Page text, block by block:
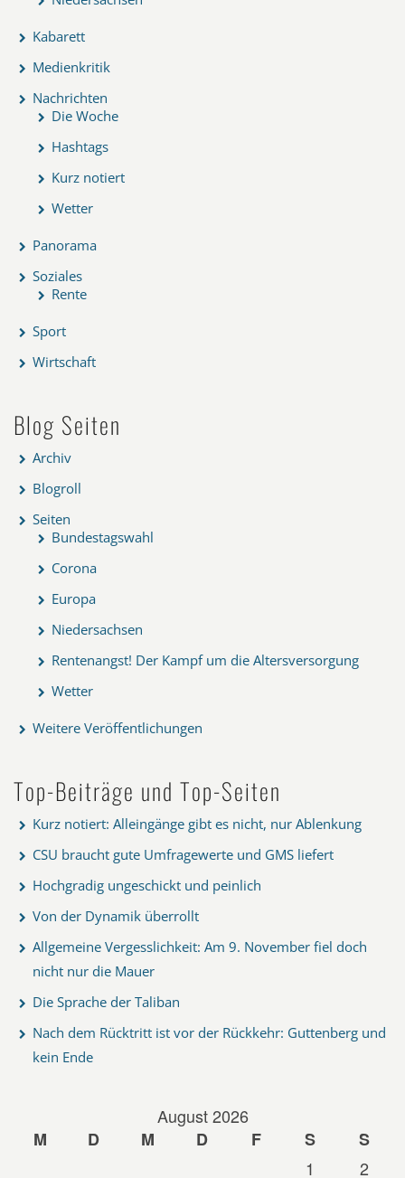
Kabarett
Medienkritik
Nachrichten
Die Woche
Hashtags
Kurz notiert
Wetter
Panorama
Soziales
Rente
Sport
Wirtschaft
Blog Seiten
Archiv
Blogroll
Seiten
Bundestagswahl
Corona
Europa
Niedersachsen
Rentenangst! Der Kampf um die Altersversorgung
Wetter
Weitere Veröffentlichungen
Top-Beiträge und Top-Seiten
Kurz notiert: Alleingänge gibt es nicht, nur Ablenkung
CSU braucht gute Umfragewerte und GMS liefert
Hochgradig ungeschickt und peinlich
Von der Dynamik überrollt
Allgemeine Vergesslichkeit: Am 9. November fiel doch
nicht nur die Mauer
Die Sprache der Taliban
Nach dem Rücktritt ist vor der Rückkehr: Guttenberg und
kein Ende
August 2026
M
D M D F S
S
1
2